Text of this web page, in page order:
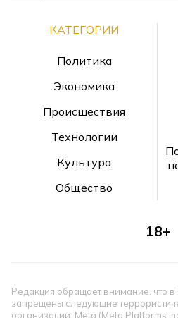
КАТЕГОРИИ
Политика
Экономика
Происшествия
Технологии
Культура
Общество
18+
Редакция обращает внимание, что
запрещены следующие
организации: Meta (Meta Platforms